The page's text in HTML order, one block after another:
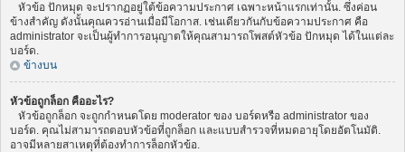
หัวข้อ ปักหมุด จะปรากฏอยู่ใต้ข้อความประกาศ เฉพาะหน้าแรกเท่านั้น. ซึ่งค่อน
ข้างสำคัญ ดังนั้นคุณควรอ่านเมื่อมีโอกาส. เช่นเดียวกันกับข้อความประกาศ คือ
administrator จะเป็นผู้ทำการอนุญาตให้คุณสามารถโพสต์หัวข้อ ปักหมุด ได้ในแต่ละ
บอร์ด.
ข้างบน
หัวข้อถูกล็อก คืออะไร?
หัวข้อถูกล็อก จะถูกกำหนดโดย moderator ของ บอร์ดหรือ administrator ของ
บอร์ด. คุณไม่สามารถตอบหัวข้อที่ถูกล็อก และแบบสำรวจที่หมดอายุโดยอัตโนมัติ.
อาจมีหลายสาเหตุที่ต้องทำการล็อกหัวข้อ.